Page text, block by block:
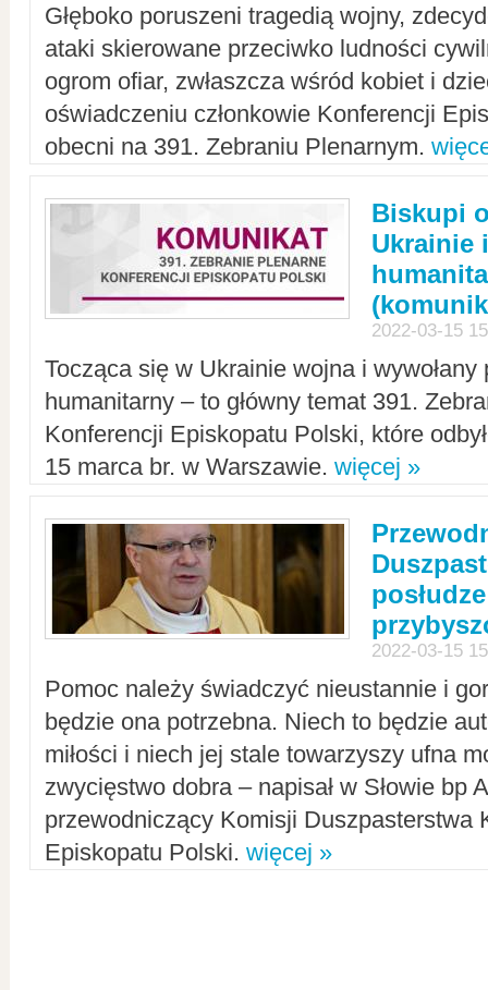
Głęboko poruszeni tragedią wojny,
ataki skierowane przeciwko ludności
ogrom ofiar, zwłaszcza wśród kobiet i
oświadczeniu członkowie Konferencji
obecni na 391. Zebraniu Plenarnym.
Biskupi
Ukrainie
2022-03-15
Tocząca się w Ukrainie wojna i
humanitarny – to główny temat 391.
Konferencji Episkopatu Polski, które
15 marca br. w Warszawie. więcej »
2022-03-15
Pomoc należy świadczyć nieustannie i
będzie ona potrzebna. Niech to będzie
miłości i niech jej stale towarzyszy ufna
zwycięstwo dobra – napisał w Słowie bp
przewodniczący Komisji Duszpasterstwa
Episkopatu Polski. więcej »